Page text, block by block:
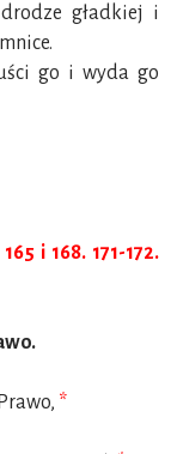
gładkiej i
go i wyda go
i 168. 171-172.
*